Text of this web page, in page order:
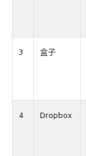
3 盒子
4 Dropbox